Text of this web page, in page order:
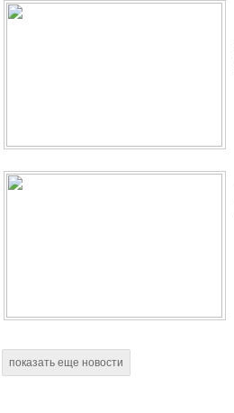
показать еще новости